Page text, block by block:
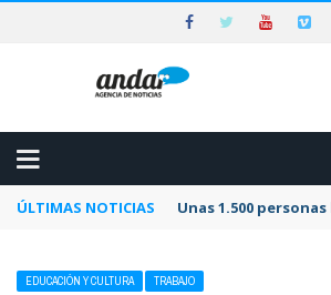
ÚLTIMAS NOTICIAS Unas 1.500
EDUCACIÓN Y CULTURA TRABAJO